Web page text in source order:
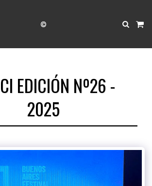
©
EDICIÓN Nº26 -
2025